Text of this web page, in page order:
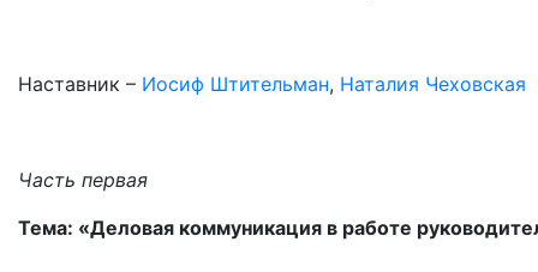
Наставник – Иосиф Штительман, Наталия Чеховская
Часть первая
Тема: «Деловая коммуникация в работе